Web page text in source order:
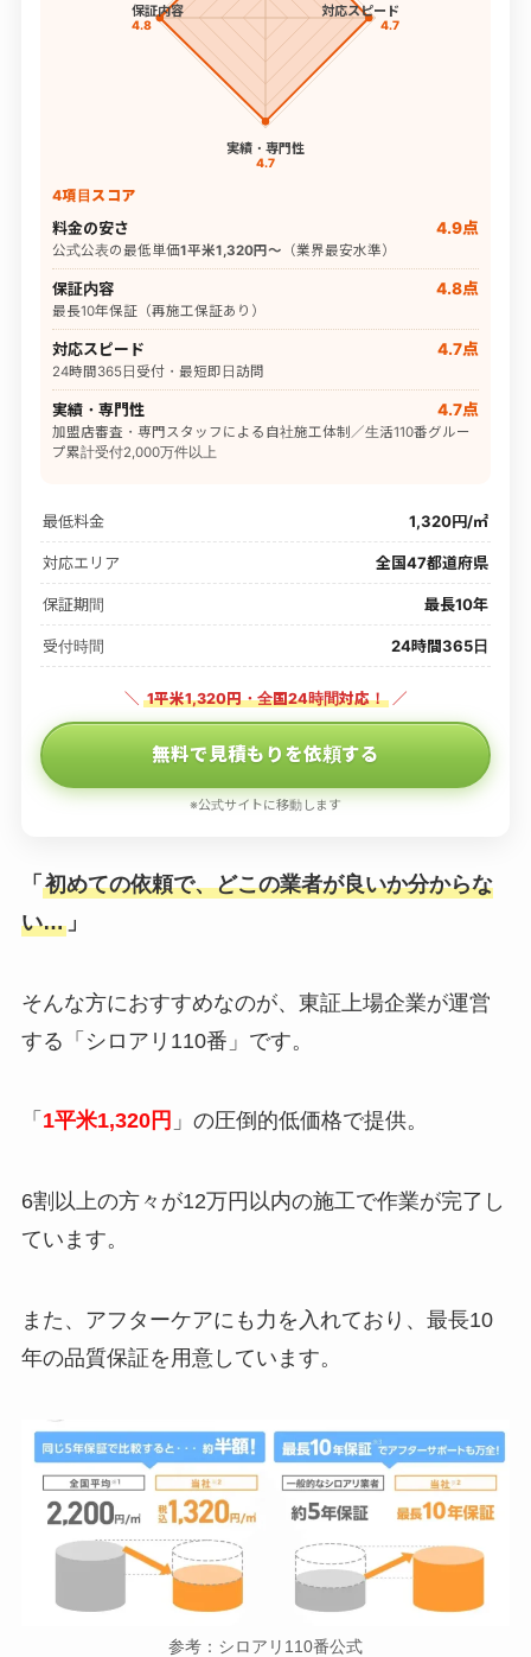
対応スピード
4.7
実績・専門性
4.7
保証内容
4.8
4項目スコア
料金の安さ 4.9点
公式公表の最低単価1平米1,320円〜 （業界最安水準）
保証内容 4.8点
最長10年保証（再施工保証あり）
対応スピード 4.7点
24時間365日受付・最短即日訪問
実績・専門性 4.7点
加盟店審査・専門スタッフによる自社施工体制／生活110番グルー
プ累計受付2,000万件以上
最低料金 1,320円/㎡
対応エリア 全国47都道府県
保証期間 最長10年
受付時間 24時間365日
＼ 1平米1,320円・全国24時間対応！ ／
無料で見積もりを依頼する
※公式サイトに移動します
「 初めての依頼で、どこの業者が良いか分からな
い…」
そんな方におすすめなのが、東証上場企業が運営
する「シロアリ110番」です。
「 1平米1,320円 」の圧倒的低価格で提供。
6割以上の方々が12万円以内の施工で作業が完了し
ています。
また、アフターケアにも力を入れており、最長10
年の品質保証を用意しています。
参考：シロアリ110番公式